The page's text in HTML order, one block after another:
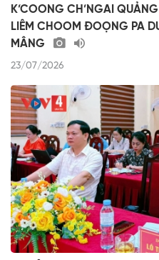
K’COONG CH’NGAI
LIÊM CHOOM ĐOỌNG PA
MÂNG
23/07/2026